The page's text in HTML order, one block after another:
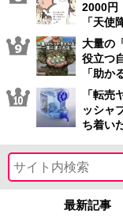
2000円
「天使
大量の
役立つ
「助か
「転売
ッシャ
ち着い
最新記事